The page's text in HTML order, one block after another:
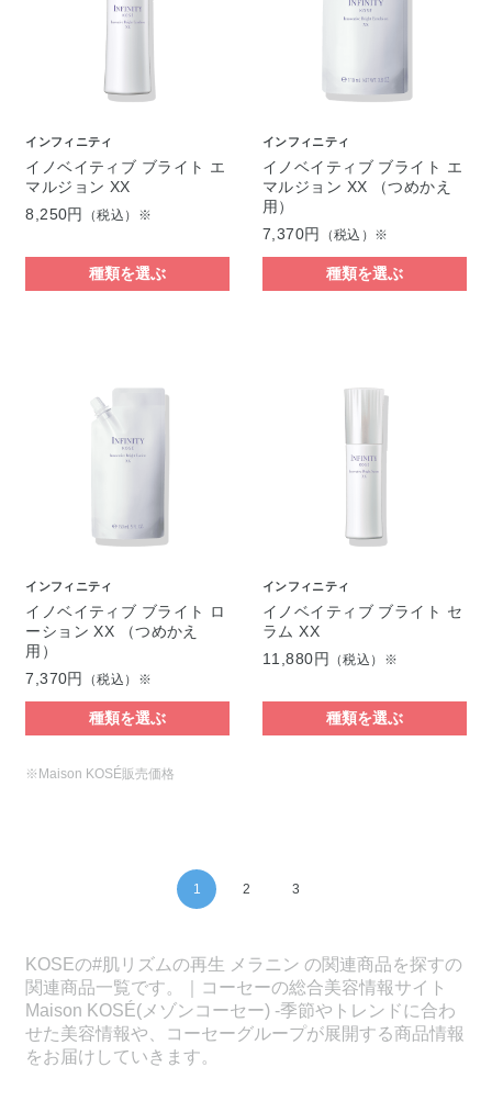
インフィニティ
イノベイティブ ブライト エ
マルジョン XX
8,250円
（税込）※
種類を選ぶ
インフィニティ
イノベイティブ ブライト エ
マルジョン XX （つめかえ
用）
7,370円
（税込）※
種類を選ぶ
インフィニティ
イノベイティブ ブライト ロ
ーション XX （つめかえ
用）
7,370円
（税込）※
種類を選ぶ
インフィニティ
イノベイティブ ブライト セ
ラム XX
11,880円 （税込）※
種類を選ぶ
※Maison KOSÉ販売価格
1 2 3
KOSEの#肌リズムの再生 メラニン の関連商品を探すの
関連商品一覧です。｜コーセーの総合美容情報サイト
Maison KOSÉ(メゾンコーセー) -季節やトレンドに合わ
せた美容情報や、コーセーグループが展開する商品情報
をお届けしていきます。